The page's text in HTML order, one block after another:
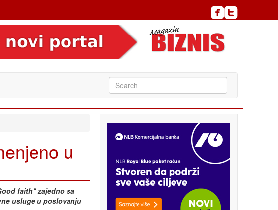
u
faith“ zajedno sa
usluge u poslovanju